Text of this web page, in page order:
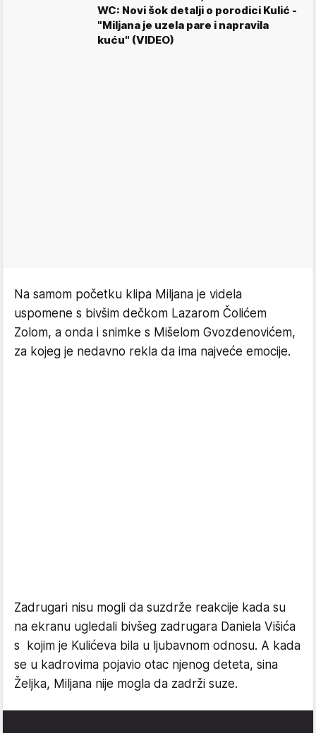
WC: Novi šok detalji o porodici Kulić -
"Miljana je uzela pare i napravila
kuću" (VIDEO)
Na samom početku klipa Miljana je videla
uspomene s bivšim dečkom Lazarom Čolićem
Zolom, a onda i snimke s Mišelom Gvozdenovićem,
za kojeg je nedavno rekla da ima najveće emocije.
Zadrugari nisu mogli da suzdrže reakcije kada su
na ekranu ugledali bivšeg zadrugara Daniela Višića
s kojim je Kulićeva bila u ljubavnom odnosu. A kada
se u kadrovima pojavio otac njenog deteta, sina
Željka, Miljana nije mogla da zadrži suze.